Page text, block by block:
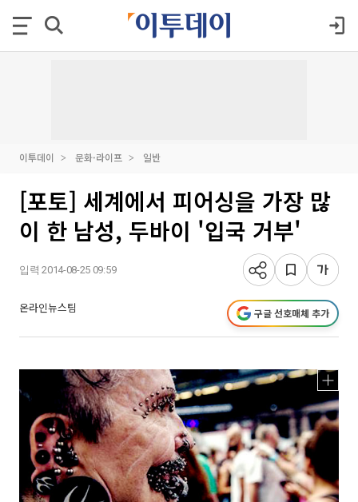
이투데이 문화·라이프 일반
[포토] 세계에서 피어싱을 가장 많
이 한 남성, 두바이 '입국 거부'
입력 2014-08-25 09:59
온라인뉴스팀 구글 선호매체 추가